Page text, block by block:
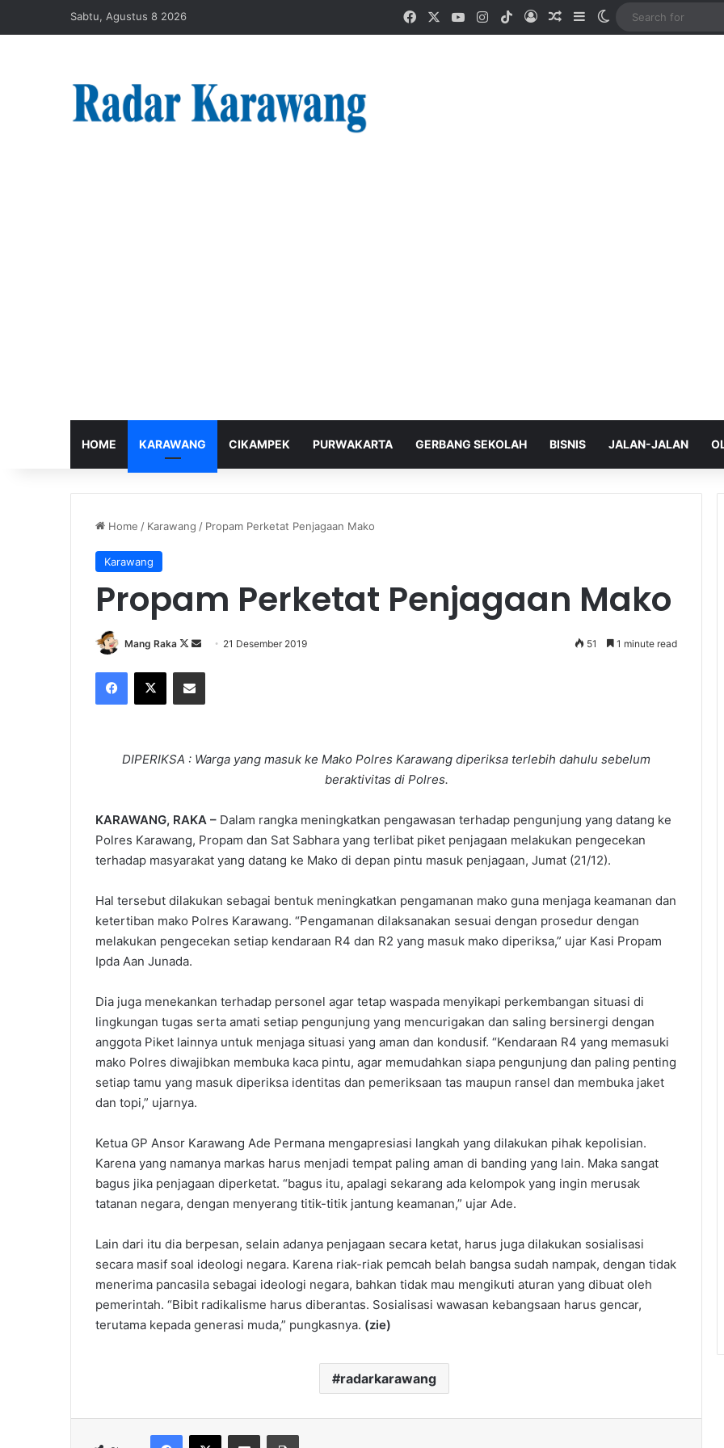
Sabtu, Agustus 8 2026 FacebookYouTubeInstagram
TikTokLog InRandom Article
SidebarSwitch skin
HOME KARAWANG CIKAMPEK PURWAKARTA GERBANG SEKOLAH BISNIS JALAN-JALAN
Home / Karawang / Propam Perketat Penjagaan Mako
Karawang
Propam Perketat Penjagaan Mako
Mang Raka
Follow
X
Send 21 Desember 2019 51 1 minute read
Facebook
X Share via Email
DIPERIKSA : Warga yang masuk ke Mako Polres Karawang diperiksa terlebih dahulu sebelum
beraktivitas di Polres.
KARAWANG, RAKA – Dalam rangka meningkatkan pengawasan terhadap pengunjung yang datang ke
Polres Karawang, Propam dan Sat Sabhara yang terlibat piket penjagaan melakukan pengecekan
terhadap masyarakat yang datang ke Mako di depan pintu masuk penjagaan, Jumat (21/12).
Hal tersebut dilakukan sebagai bentuk meningkatkan pengamanan mako guna menjaga keamanan dan
ketertiban mako Polres Karawang. “Pengamanan dilaksanakan sesuai dengan prosedur dengan
melakukan pengecekan setiap kendaraan R4 dan R2 yang masuk mako diperiksa,” ujar Kasi Propam
Ipda Aan Junada.
Dia juga menekankan terhadap personel agar tetap waspada menyikapi perkembangan situasi di
lingkungan tugas serta amati setiap pengunjung yang mencurigakan dan saling bersinergi dengan
anggota Piket lainnya untuk menjaga situasi yang aman dan kondusif. “Kendaraan R4 yang memasuki
mako Polres diwajibkan membuka kaca pintu, agar memudahkan siapa pengunjung dan paling penting
setiap tamu yang masuk diperiksa identitas dan pemeriksaan tas maupun ransel dan membuka jaket
dan topi,” ujarnya.
Ketua GP Ansor Karawang Ade Permana mengapresiasi langkah yang dilakukan pihak kepolisian.
Karena yang namanya markas harus menjadi tempat paling aman di banding yang lain. Maka sangat
bagus jika penjagaan diperketat. “bagus itu, apalagi sekarang ada kelompok yang ingin merusak
tatanan negara, dengan menyerang titik-titik jantung keamanan,” ujar Ade.
Lain dari itu dia berpesan, selain adanya penjagaan secara ketat, harus juga dilakukan sosialisasi
secara masif soal ideologi negara. Karena riak-riak pemcah belah bangsa sudah nampak, dengan tidak
menerima pancasila sebagai ideologi negara, bahkan tidak mau mengikuti aturan yang dibuat oleh
pemerintah. “Bibit radikalisme harus diberantas. Sosialisasi wawasan kebangsaan harus gencar,
terutama kepada generasi muda,” pungkasnya. (zie)
radarkarawang
Facebook
X Share via Email Print